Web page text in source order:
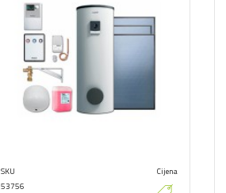
SKU
53756
Cijena